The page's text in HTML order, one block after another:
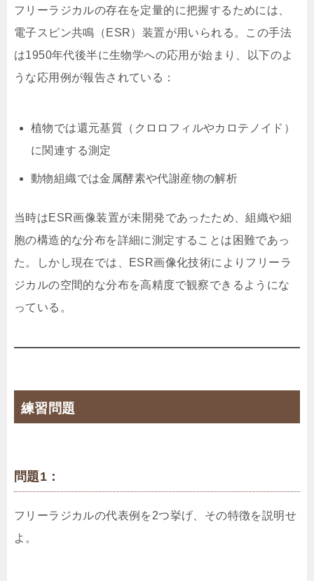
フリーラジカルの存在を定量的に把握するためには、
電子スピン共鳴（ESR）装置が用いられる。この手法
は1950年代後半に生物学への応用が始まり、以下のよ
うな応用例が報告されている：
植物では還元基質（クロロフィルやカロテノイド）
に関連する測定
動物組織では金属酵素や代謝産物の解析
当時はESR画像装置が未開発であったため、組織や細
胞の構造的な分布を詳細に測定することは困難であっ
た。しかし現在では、ESR画像化技術によりフリーラ
ジカルの空間的な分布を高精度で観察できるようにな
っている。
練習問題
問題1：
フリーラジカルの代表例を2つ挙げ、その特徴を説明せ
よ。